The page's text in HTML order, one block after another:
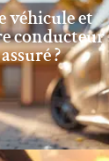
véhicule et
conducteur
?